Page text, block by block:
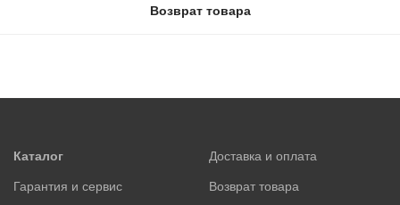
Возврат товара
Каталог
Доставка и оплата
Гарантия и сервис
Возврат товара